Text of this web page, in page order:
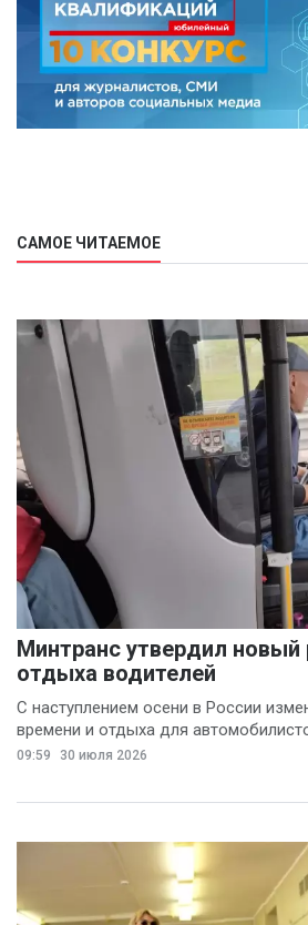
САМОЕ ЧИТАЕМОЕ
Минтранс утвердил
отдыха водителей
С наступлением осени в России
времени и отдыха для
09:59 30 июля 2026